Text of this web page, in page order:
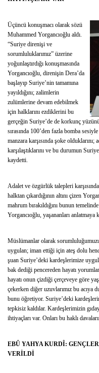
Üçüncü konuşmacı olarak sözü
Muhammed Yorgancıoğlu aldı.
“Suriye direnişi ve
sorumluluklarımız” üzerine
yoğunlaştırdığı konuşmasında
Yorgancıoğlu, direnişin Dera’da
başlayıp Suriye’nin tamamına
yayıldığını; zalimlerin
zulümlerine devam edebilmek
için halklarını ezdiklerini bu
gerçeğin Suriye’de de korkunç
sırasında 100’den fazla bomba
manzara karşısında şoke
karşılaştıklarını ve bu durumun
kaydetti.
Adalet ve özgürlük talepleri
halktan çıkardığının altını çizen
mahrum bırakıldığını bunun
Yorgancıoğlu, yaşananları anlatmaya
Müslümanlar olarak
uygulan; iman ettiği için ateş dolu
şuan Suriye’deki kardeşlerimize
bak dediği pencereden hayatı
hayatı onun çizdiği çerçeveye göre
çekerken diğer uzuvlarımız bu acıya
bunu öğretiyor. Suriye’deki
tepkisiz kaldılar. Kardeşlerimizin
ihtiyaçları var. Onları bu haklı
EBÛ YAHYA KURDÎ:
VERİLDİ